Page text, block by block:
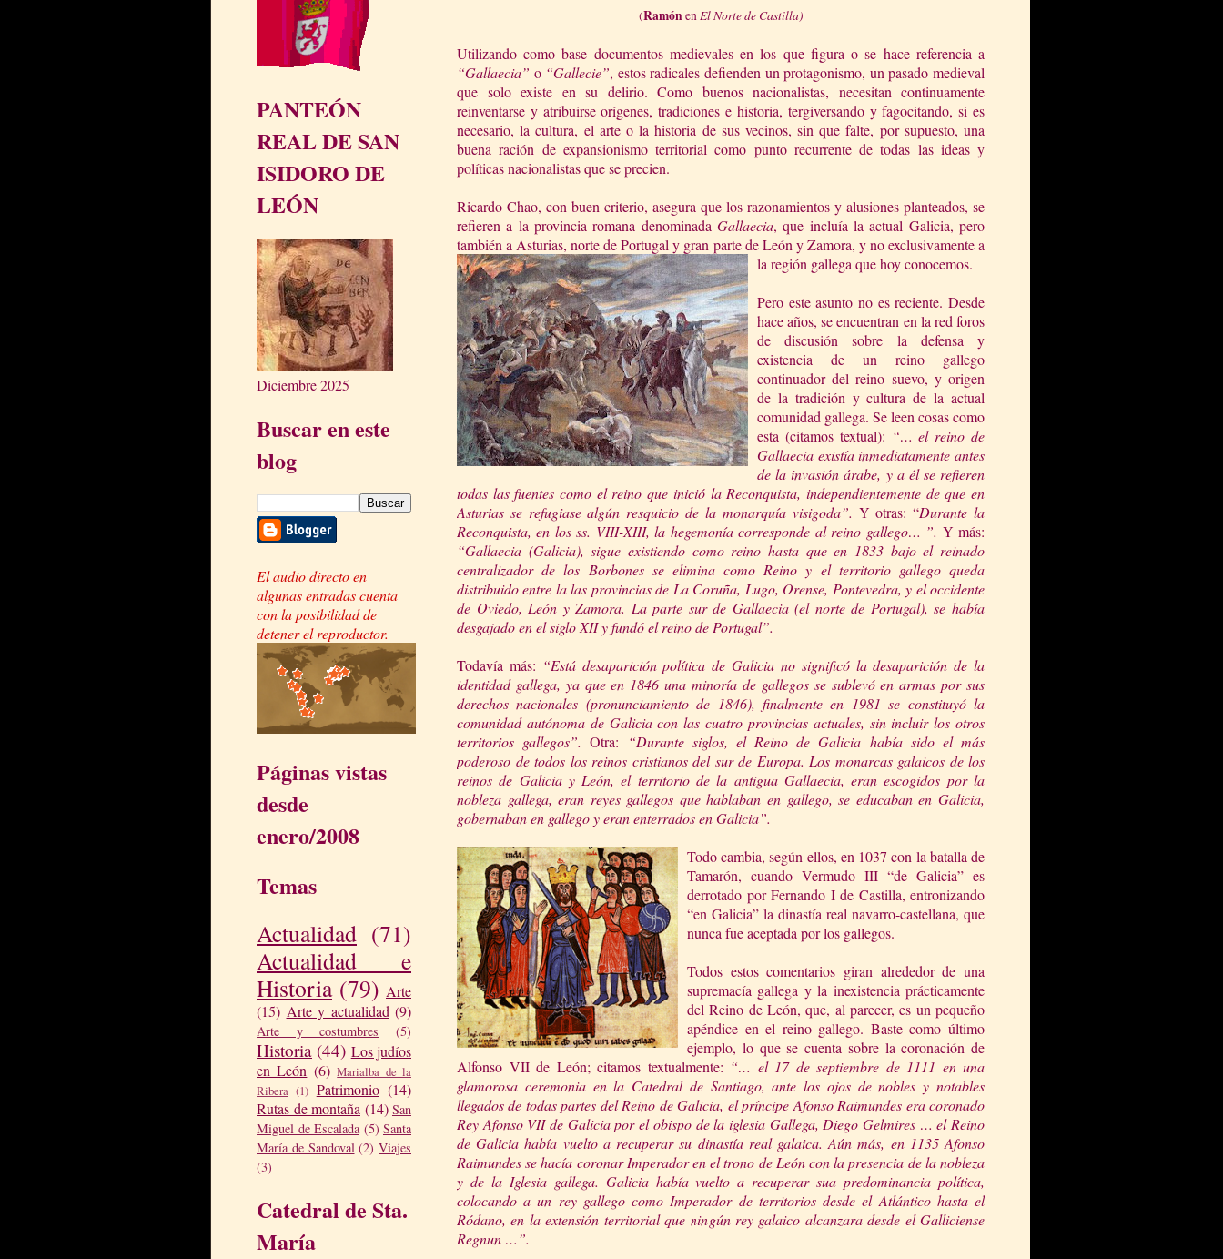
PANTEÓN
REAL DE SAN
ISIDORO DE
LEÓN
Diciembre 2025
Buscar en este
blog
El audio directo en
algunas entradas cuenta
con la posibilidad de
detener el reproductor.
Páginas vistas
desde
enero/2008
Temas
Actualidad (71)
Actualidad e
Historia (79) Arte
(15) Arte y actualidad (9)
Arte y costumbres (5)
Historia (44) Los judíos
en León (6) Marialba de la
Ribera (1) Patrimonio (14)
Rutas de montaña (14) San
Miguel de Escalada (5) Santa
María de Sandoval (2) Viajes
(3)
Catedral de Sta.
María
(Ramónen El Norte de Castilla)
Utilizando como base documentos medievales en los que figura o se hace referencia a
“Gallaecia” o “Gallecie”, estos radicales defienden un protagonismo, un pasado medieval
que solo existe en su delirio. Como buenos nacionalistas, necesitan continuamente
reinventarse y atribuirse orígenes, tradiciones e historia, tergiversando y fagocitando, si es
necesario, la cultura, el arte o la historia de sus vecinos, sin que falte, por supuesto, una
buena ración de expansionismo territorial como punto recurrente de todas las ideas y
políticas nacionalistas que se precien.
Ricardo Chao, con buen criterio, asegura que los razonamientos y alusiones planteados, se
refieren a la provincia romana denominada Gallaecia, que incluía la actual Galicia, pero
también a Asturias, norte de Portugal y gran parte de León y Zamora, y no exclusivamente a
la región gallega que hoy conocemos.
Pero este asunto no es reciente. Desde
hace años, se encuentran en la red foros
de discusión sobre la defensa y
existencia de un reino gallego
continuador del reino suevo, y origen
de la tradición y cultura de la actual
comunidad gallega. Se leen cosas como
esta (citamos textual): “… el reino de
Gallaecia existíainmediatamente antes
de la invasión árabe, y a él se refieren
todas las fuentes como el reino que inició la Reconquista, independientemente de que en
Asturias se refugiase algún resquicio de la monarquía visigoda”. Y otras: “Durantela
Reconquista, en los ss. VIII-XIII, la hegemonía corresponde al reino gallego… ”. Y más:
“Gallaecia (Galicia), sigue existiendo como reino hasta que en 1833 bajo el reinado
centralizador de los Borbones se elimina como Reino y el territorio gallego queda
distribuido entre la las provincias de La Coruña, Lugo, Orense, Pontevedra, y el occidente
de Oviedo, León y Zamora. La parte sur de Gallaecia (el norte de Portugal), se había
desgajado en el siglo XII y fundó el reino de Portugal”.
Todavía más: “Está desaparición política de Galicia no significó la desaparición de la
identidad gallega, ya que en 1846 una minoría de gallegos se sublevó en armas por sus
derechos nacionales (pronunciamiento de 1846), finalmente en 1981 se constituyó la
comunidad autónoma de Galicia con las cuatro provincias actuales, sin incluir los otros
territorios gallegos”.Otra: “Durante siglos, el Reino de Galicia había sido el más
poderoso de todos los reinos cristianos del sur de Europa. Los monarcas galaicos de los
reinos de Galicia y León, el territorio de la antigua Gallaecia, eran escogidos por la
nobleza gallega, eran reyes gallegos que hablaban en gallego, se educaban en Galicia,
gobernaban en gallegoy eran enterrados en Galicia”.
Todo cambia, según ellos, en 1037 con la batalla de
Tamarón, cuando Vermudo III “de Galicia” es
derrotado por Fernando I de Castilla, entronizando
“en Galicia” la dinastía real navarro-castellana, que
nunca fue aceptada por los gallegos.
Todos estos comentarios giran alrededor de una
supremacía gallega y la inexistencia prácticamente
del Reino de León, que, al parecer, es un pequeño
apéndice en el reino gallego. Baste como último
ejemplo, lo que se cuenta sobre la coronación de
Alfonso VII de León; citamos textualmente: “… el 17 de septiembre de 1111 en una
glamorosa ceremonia enla Catedralde Santiago, ante los ojos de nobles y notables
llegados de todas partes del Reino de Galicia, el príncipe Afonso Raimundes era coronado
Rey Afonso VII de Galicia por el obispo de la iglesia Gallega, Diego Gelmires … el Reino
de Galicia había vuelto a recuperar su dinastía real galaica. Aún más, en 1135 Afonso
Raimundes sehacía coronar Imperador en el trono de León con la presencia de la nobleza
y de la Iglesiagallega. Galicia había vuelto a recuperar sua predominancia política,
colocando a un rey gallego como Imperador de territorios desde el Atlántico hasta el
Ródano, en la extensión territorial que ningún rey galaico alcanzara desde el Galliciense
Regnun …”.